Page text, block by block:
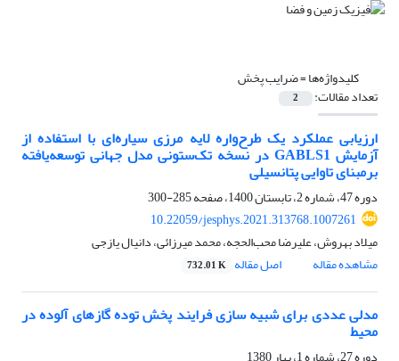
کلیدواژه‌ها =ضرایب پخش
تعداد مقالات: 2
ارزیابی عملکرد یک طرح‌واره لایه مرزی سیاره‌ای با استفاده از
آزمایش GABLS1 در نسخه تک‌ستونی مدل جهانی توسعه‌یافته
برمبنای تاوایی پتانسیلی
دوره 47، شماره 2، تابستان 1400، صفحه
285-300
10.22059/jesphys.2021.313768.1007261
میلاد بهروش، علیرضا محب‌الحجه، محمد میرزائی، دانیال یازجی
مشاهده مقاله
اصل مقاله 732.01 K
مدلی عددی برای شبیه سازی فرایند پخش توده گازهای آلوده در
محیط